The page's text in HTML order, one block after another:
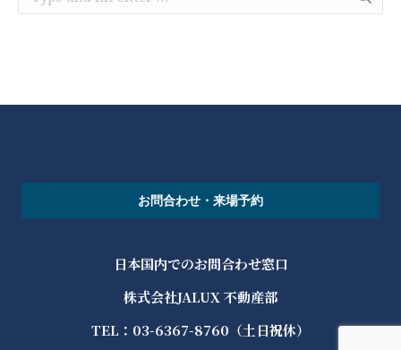
お問合わせ・来場予約
日本国内でのお問合わせ窓口
株式会社JALUX 不動産部
TEL：03-6367-8760（土日祝休）